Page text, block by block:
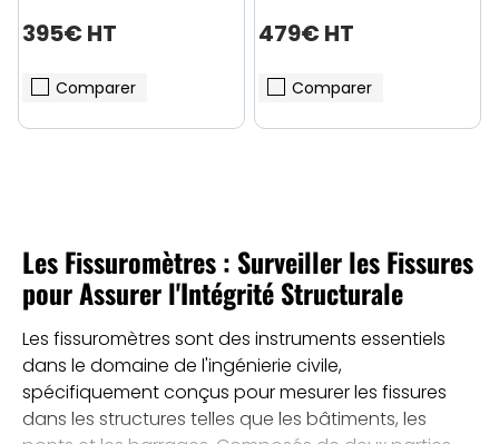
395€ HT
Comparer
479€ HT
Comparer
Les Fissuromètres : Surveiller les Fissures
pour Assurer l'Intégrité Structurale
Les fissuromètres sont des instruments essentiels
dans le domaine de l'ingénierie civile,
spécifiquement conçus pour mesurer les fissures
dans les structures telles que les bâtiments, les